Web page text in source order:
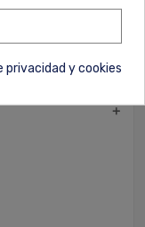
add
privacidad y cookies